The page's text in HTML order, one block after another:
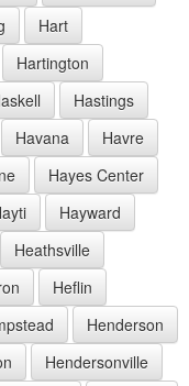
Hart
Hartington
Hastings
Havana
Havre
Hayes Center
Hayward
Heathsville
Heflin
Henderson
Hendersonville